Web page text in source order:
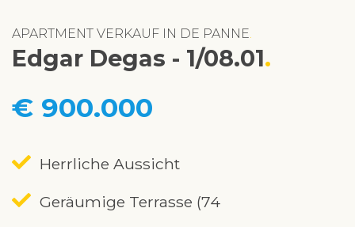
APARTMENT VERKAUF IN DE PANNE
Edgar Degas - 1/08.01
€ 900.000
Herrliche Aussicht
Geräumige Terrasse (74